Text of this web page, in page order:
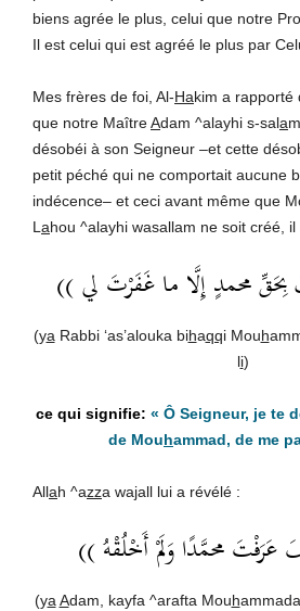
biens agrée le plus, celui que notre
Il est celui qui est agréé le plus par
Mes frères de foi, Al-Hakim a rapporté
que notre MaîtreAdam ^alayhi s-sala
désobéi à son Seigneur –et cette
petit péché qui ne comportait aucune
indécence– et ceci avant même que
L ahou ^alayhi wasallam ne soit créé, il
محمدٍ إِلَّا ما غَفَرْتَ لي ))
(ya Rabbi ‘as’alouka bihaqqi Mouh
li)
« Ô Seigneur, je te
de Mouhammad, de me
Allah ^azza wajall lui a révélé :
عَرَفْتَ محمَّدًا وَلَمْ أَخْلُقْهُ ))
(ya Adam, kayfa ^arafta Mouh